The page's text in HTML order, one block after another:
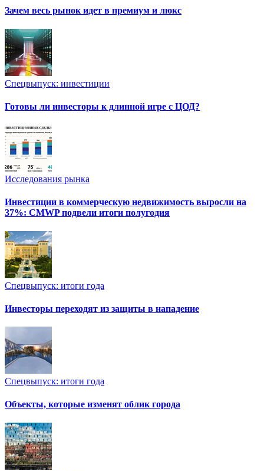
Зачем весь рынок идет в премиум и люкс
Спецвыпуск: инвестиции
Готовы ли инвесторы к длинной игре с ЦОД?
Исследования рынка
Инвестиции в коммерческую недвижимость выросли на
37%: CMWP подвели итоги полугодия
Спецвыпуск: итоги года
Инвесторы переходят из защиты в нападение
Спецвыпуск: итоги года
Объекты, которые изменят облик города